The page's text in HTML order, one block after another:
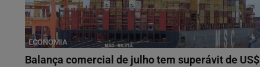
ECONOMIA
Balança comercial de julho tem superávit de US$